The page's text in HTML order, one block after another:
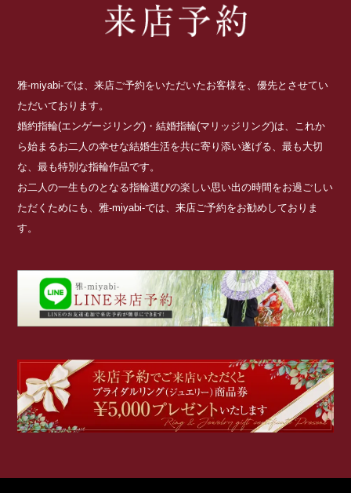
雅-miyabi-では、来店ご予約をいただいたお客様を、優先とさせてい
ただいております。
婚約指輪(エンゲージリング)・結婚指輪(マリッジリング)は、これか
ら始まるお二人の幸せな結婚生活を共に寄り添い遂げる、最も大切
な、最も特別な指輪作品です。
お二人の一生ものとなる指輪選びの楽しい思い出の時間をお過ごしい
ただくためにも、雅-miyabi-では、来店ご予約をお勧めしておりま
す。